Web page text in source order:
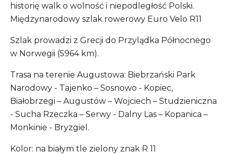
historię walk o wolność i niepodległość Polski.
Międzynarodowy szlak rowerowy Euro Velo R11
Szlak prowadzi z Grecji do Przylądka Północnego
w Norwegii (5964 km).
Trasa na terenie Augustowa: Biebrzański Park
Narodowy - Tajenko – Sosnowo - Kopiec,
Białobrzegi – Augustów – Wojciech – Studzieniczna
- Sucha Rzeczka – Serwy - Dalny Las – Kopanica –
Monkinie - Bryzgiel.
Kolor: na białym tle zielony znak R 11